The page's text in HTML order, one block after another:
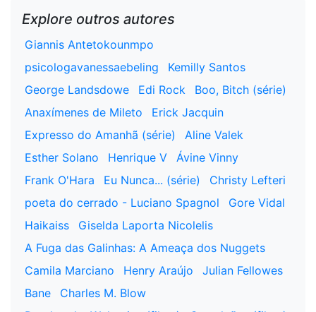
Explore outros autores
Giannis Antetokounmpo
psicologavanessaebeling
Kemilly Santos
George Landsdowe
Edi Rock
Boo, Bitch (série)
Anaxímenes de Mileto
Erick Jacquin
Expresso do Amanhã (série)
Aline Valek
Esther Solano
Henrique V
Ávine Vinny
Frank O'Hara
Eu Nunca... (série)
Christy Lefteri
poeta do cerrado - Luciano Spagnol
Gore Vidal
Haikaiss
Giselda Laporta Nicolelis
A Fuga das Galinhas: A Ameaça dos Nuggets
Camila Marciano
Henry Araújo
Julian Fellowes
Bane
Charles M. Blow